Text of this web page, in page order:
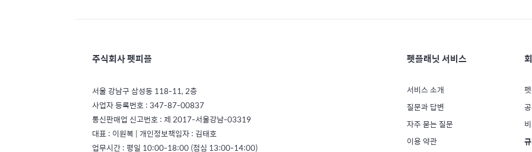
주식회사 펫피플
서울 강남구 삼성동 118-11, 2층
사업자 등록번호 : 347-87-00837
통신판매업 신고번호 : 제 2017-서울강남-03319
대표 : 이원복 | 개인정보책임자 : 김태호
업무시간 : 평일 10:00-18:00 (점심 13:00-14:00)
펫플래닛 서비스
서비스 소개
질문과 답변
자주 묻는 질문
이용 약관